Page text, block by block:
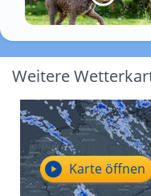
Weitere
Karte öffnen